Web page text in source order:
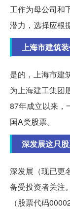
工作为母公司和
潜力，选择应根
上海市建筑
是的，上海市建
为上海建工集团
87年成立以来，
国A类股票。
深发展这只
深发展（现已更
备受投资者关注
（股票代码